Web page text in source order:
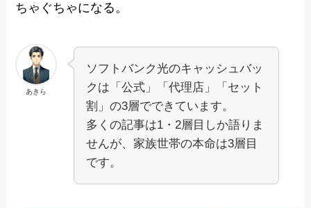
ちゃぐちゃになる。
あきら
ソフトバンク光のキャッシュバッ
クは「公式」「代理店」「セット
割」の3層でできています。
多くの記事は1・2層目しか語りま
せんが、家族世帯の本命は3層目
です。